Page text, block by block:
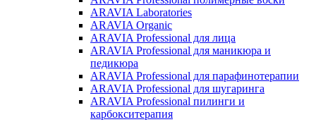
ARAVIA Laboratories
ARAVIA Organic
ARAVIA Professional для лица
ARAVIA Professional для маникюра и
педикюра
ARAVIA Professional для парафинотерапии
ARAVIA Professional для шугаринга
ARAVIA Professional пилинги и
карбокситерапия